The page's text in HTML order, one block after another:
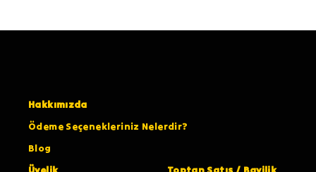
Hakkımızda
Ödeme Seçenekleriniz Nelerdir?
Blog